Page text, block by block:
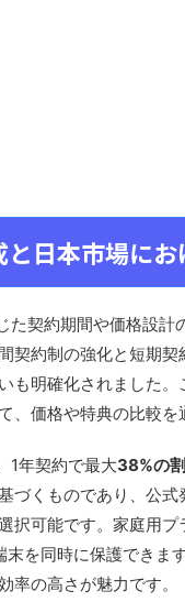
日本市場にお
契約期間や価格設計
契約制の強化と短期契
明確化されました。
価格や特典の比較を
1年契約で最大38%の割
づくものであり、公
択可能です。家庭用プ
を同時に保護できま
率の高さが魅力です。